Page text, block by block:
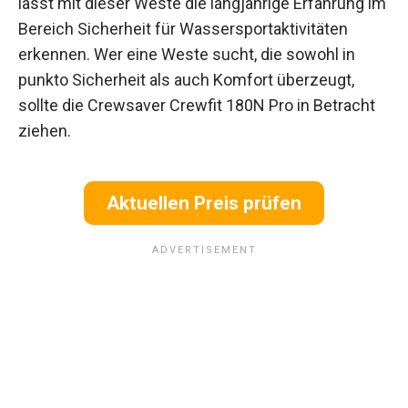
Bereich Sicherheit für Wassersportaktivitäten
erkennen. Wer eine Weste sucht, die sowohl in
punkto Sicherheit als auch Komfort überzeugt,
sollte die Crewsaver Crewfit 180N Pro in Betracht
ziehen.
Aktuellen Preis prüfen